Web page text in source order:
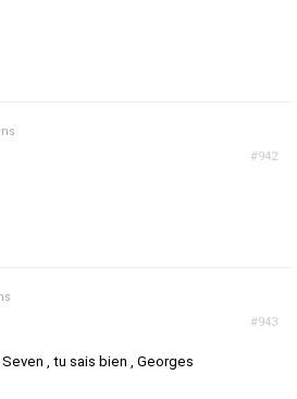
#942
#943
, tu sais bien , Georges